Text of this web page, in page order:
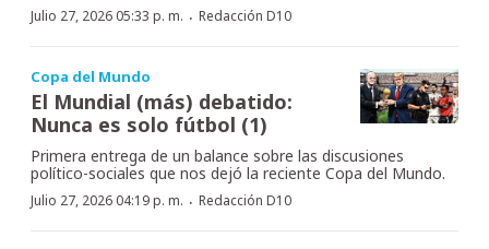
Julio 27, 2026 05:33 p. m. · Redacción D10
Copa del Mundo
El Mundial (más) debatido:
Nunca es solo fútbol (1)
Primera entrega de un balance sobre las discusiones
político-sociales que nos dejó la reciente Copa del Mundo.
Julio 27, 2026 04:19 p. m. · Redacción D10